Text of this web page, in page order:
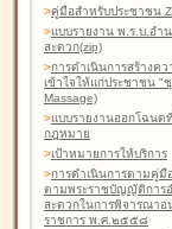
>คู่มือสำหรับประชาชน
>แบบรายงาน พ.ร.บ.อำ
สะดวก(zip)
>การดำเนินการสร้างค
เข้าใจให้แก่ประชาชน "
Massage)
>แบบรายงานออกโฉน
กฎหมาย
>เป้าหมายการให้บริการ
>การดำเนินการตามคู่มื
ตามพระราชบัญญัติการ
สะดวกในการพิจารณา
ราชการ พ.ศ.๒๕๕๘